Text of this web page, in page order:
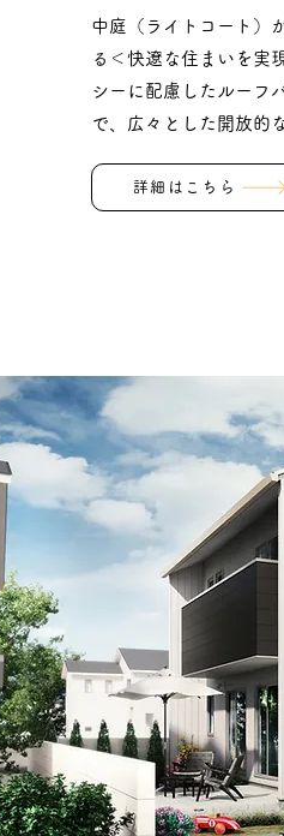
中庭（ライトコート）
る＜快遼な住まいを実
シーに配慮したルーフ
で、広々とした開放的
詳細はこちら